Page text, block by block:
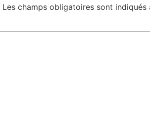
Les champs obligatoires sont indiqués